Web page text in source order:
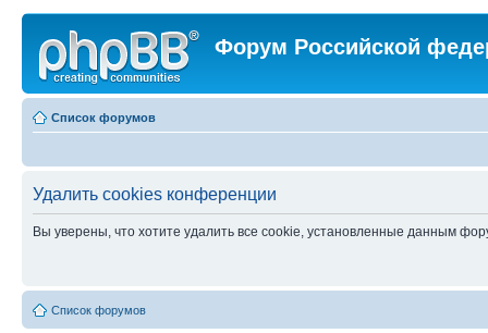
Форум Российской
Список форумов
Удалить cookies конференции
Вы уверены, что хотите удалить все cookie, установленные данным
Список форумов